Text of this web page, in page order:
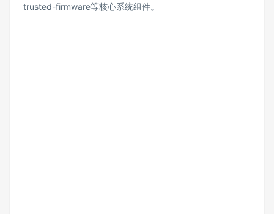
trusted-firmware等核心系统组件。